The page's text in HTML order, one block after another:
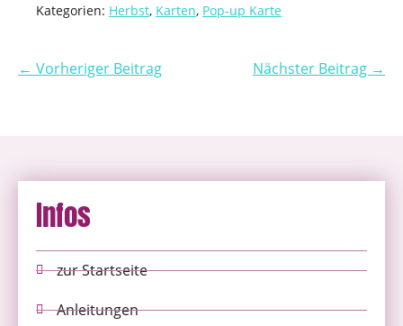
Kategorien: Herbst, Karten, Pop-up Karte
← Vorheriger Beitrag Nächster Beitrag →
Infos
zur Startseite
Anleitungen